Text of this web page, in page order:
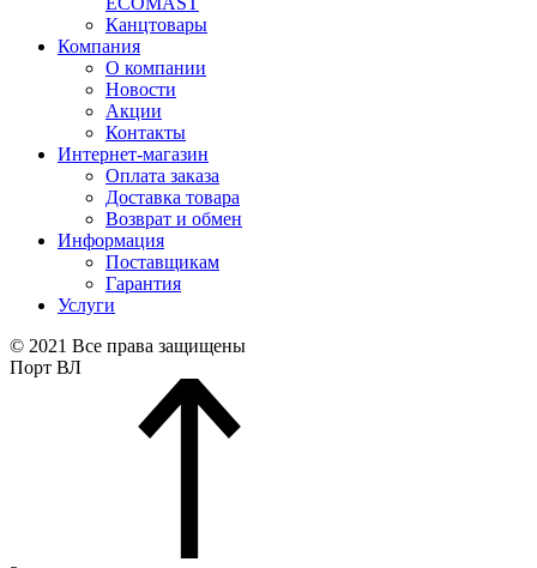
Канцтовары
Компания
О компании
Новости
Акции
Контакты
Интернет-магазин
Оплата заказа
Доставка товара
Возврат и обмен
Информация
Поставщикам
Гарантия
Услуги
© 2021 Все права защищены
Порт ВЛ